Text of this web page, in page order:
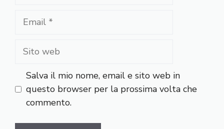
Email
Sito
Salva il mio nome, email e sito web in
questo browser per la prossima volta che
commento.